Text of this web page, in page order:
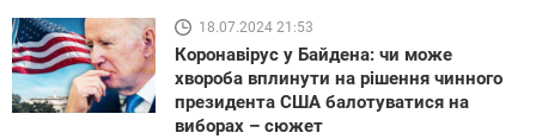
18.07.2024 21:53
Коронавірус у Байдена: чи може
xвороба вплинути на рішення чинного
президента США балотуватися на
виборах – сюжет